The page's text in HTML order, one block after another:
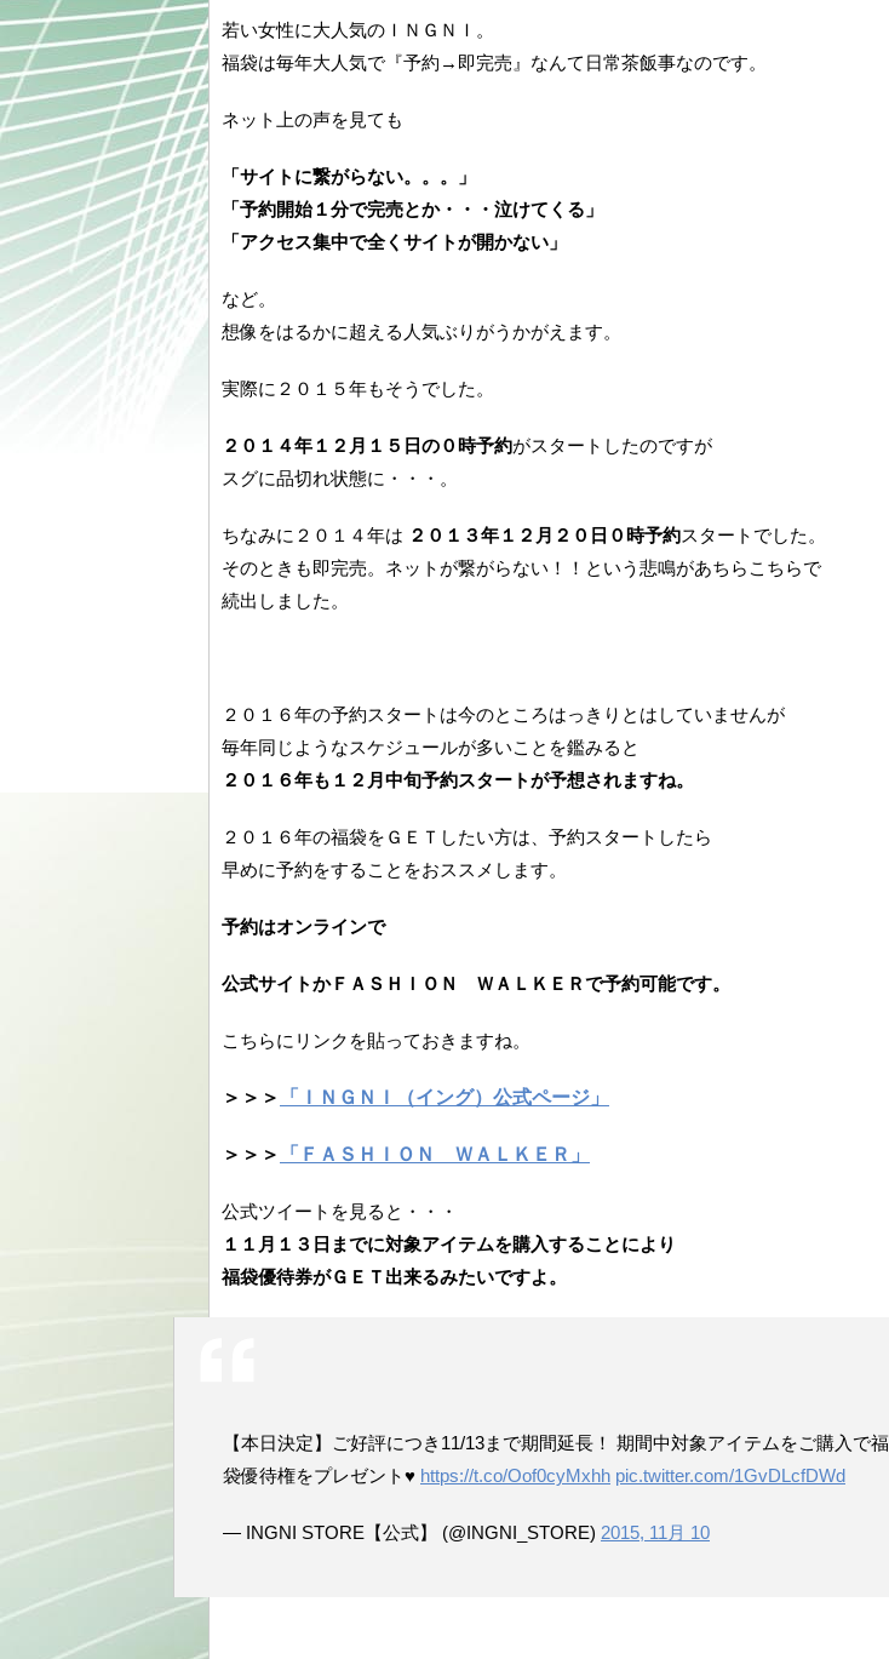
若い女性に大人気のＩＮＧＮＩ。
福袋は毎年大人気で『予約→即完売』なんて日常茶飯事なのです。
ネット上の声を見ても
「サイトに繋がらない。。。」
「予約開始１分で完売とか・・・泣けてくる」
「アクセス集中で全くサイトが開かない」
など。
想像をはるかに超える人気ぶりがうかがえます。
実際に２０１５年もそうでした。
２０１４年１２月１５日の０時予約がスタートしたのですが
スグに品切れ状態に・・・。
ちなみに２０１４年は ２０１３年１２月２０日０時予約スタートでした。
そのときも即完売。ネットが繋がらない！！という悲鳴があちらこちらで
続出しました。
２０１６年の予約スタートは今のところはっきりとはしていませんが
毎年同じようなスケジュールが多いことを鑑みると
２０１６年も１２月中旬予約スタートが予想されますね。
２０１６年の福袋をＧＥＴしたい方は、予約スタートしたら
早めに予約をすることをおススメします。
予約はオンラインで
公式サイトかＦＡＳＨＩＯＮ ＷＡＬＫＥＲで予約可能です。
こちらにリンクを貼っておきますね。
＞＞＞ 「ＩＮＧＮＩ（イング）公式ページ」
＞＞＞ 「ＦＡＳＨＩＯＮ ＷＡＬＫＥＲ」
公式ツイートを見ると・・・
１１月１３日までに対象アイテムを購入することにより
福袋優待券がＧＥＴ出来るみたいですよ。
【本日決定】ご好評につき11/13まで期間延長！ 期間中対象アイテムをご購入で福
袋優待権をプレゼント♥ https://t.co/Oof0cyMxhh pic.twitter.com/1GvDLcfDWd
— INGNI STORE【公式】 (@INGNI_STORE) 2015, 11月 10